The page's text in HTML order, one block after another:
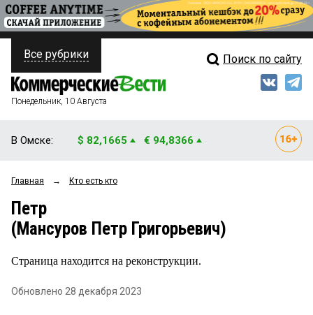
ПОЛИТИКА
ФИНАНСЫ
ОБЩЕСТВО
ЗАКОН
Свежий выпуск
Все рубрики Поиск по сайту
Понедельник, 10 Августа
В Омске: $ 82,1665 € 94,8366
Главная → Кто есть кто
Петр
(Мансуров Петр Григорьевич)
Страница находится на реконструкции.
Обновлено 28 декабря 2023